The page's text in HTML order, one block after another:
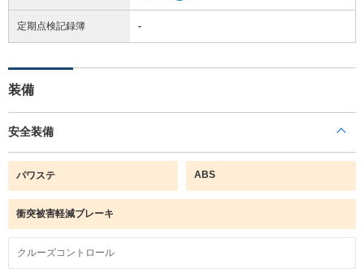
定期点検記録簿 -
装備
安全装備
パワステ ABS
衝突被害軽減ブレーキ
クルーズコントロール